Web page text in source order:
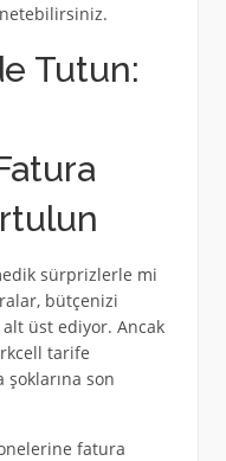
Tutun:
sürprizlerle mi
bütçenizi
alt üst ediyor. Ancak
tarife
şoklarına son
fatura